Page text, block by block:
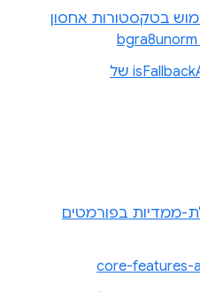
בטקסטורות אחסון
הסרת המאפיין isFallbackAdapter של
ממדיות בפורמטים